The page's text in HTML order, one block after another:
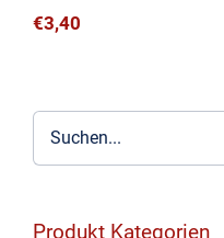
€3,40
Produkt Kategorien